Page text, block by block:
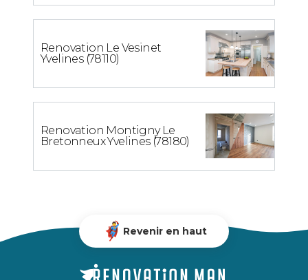
Renovation Le Vesinet
Yvelines (78110)
Renovation Montigny Le
Bretonneux Yvelines (78180)
Revenir en haut